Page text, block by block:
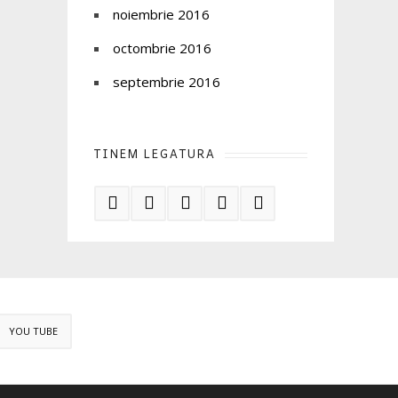
noiembrie 2016
octombrie 2016
septembrie 2016
TINEM LEGATURA
YOU TUBE